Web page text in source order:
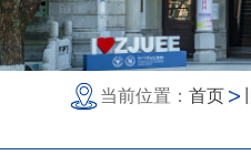
当前位置： 首页